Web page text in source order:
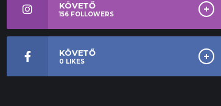
KÖVETŐ
156 FOLLOWERS
KÖVETŐ
0 LIKES